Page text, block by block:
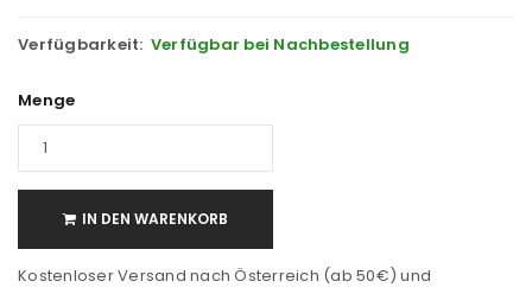
Verfügbarkeit: Verfügbar bei Nachbestellung
Menge
IN DEN WARENKORB
Kostenloser Versand nach Österreich (ab 50€) und